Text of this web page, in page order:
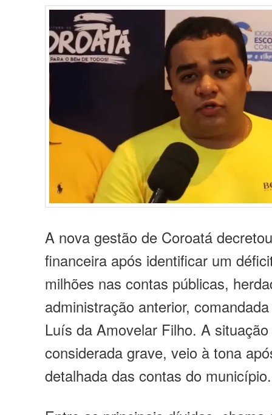
A nova gestão de Coroatá
financeira após identificar um
milhões nas contas públicas,
administração anterior,
Luís da Amovelar Filho. A
considerada grave, veio à tona
detalhada das contas do município.